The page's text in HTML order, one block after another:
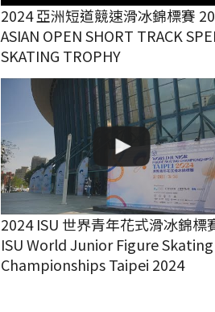
2024 亞洲短道競速滑冰錦標賽
ASIAN OPEN SHORT TRACK
SKATING TROPHY
2024 ISU 世界青年花式滑冰錦標
ISU World Junior Figure Skating
Championships Taipei 2024